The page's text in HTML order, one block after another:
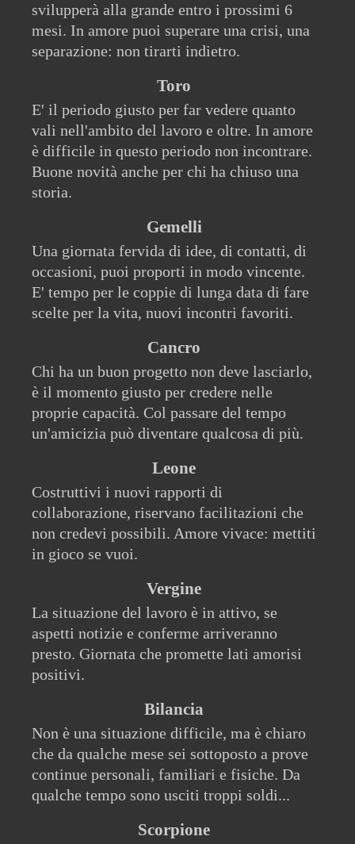
svilupperà alla grande entro i prossimi 6
mesi. In amore puoi superare una crisi, una
separazione: non tirarti indietro.
Toro
E' il periodo giusto per far vedere quanto
vali nell'ambito del lavoro e oltre. In amore
è difficile in questo periodo non incontrare.
Buone novità anche per chi ha chiuso una
storia.
Gemelli
Una giornata fervida di idee, di contatti, di
occasioni, puoi proporti in modo vincente.
E' tempo per le coppie di lunga data di fare
scelte per la vita, nuovi incontri favoriti.
Cancro
Chi ha un buon progetto non deve lasciarlo,
è il momento giusto per credere nelle
proprie capacità. Col passare del tempo
un'amicizia può diventare qualcosa di più.
Leone
Costruttivi i nuovi rapporti di
collaborazione, riservano facilitazioni che
non credevi possibili. Amore vivace: mettiti
in gioco se vuoi.
Vergine
La situazione del lavoro è in attivo, se
aspetti notizie e conferme arriveranno
presto. Giornata che promette lati amorisi
positivi.
Bilancia
Non è una situazione difficile, ma è chiaro
che da qualche mese sei sottoposto a prove
continue personali, familiari e fisiche. Da
qualche tempo sono usciti troppi soldi...
Scorpione